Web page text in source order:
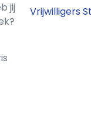
jij
Vrijwilligers